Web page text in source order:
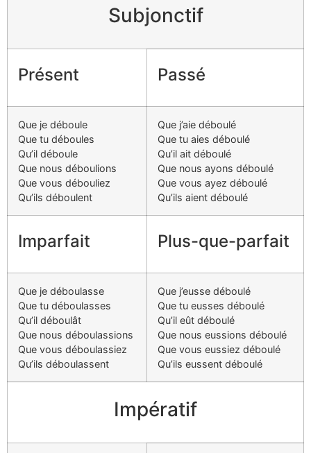
Subjonctif
Présent Passé
Que je déboule
Que tu déboules
Qu’il déboule
Que nous déboulions
Que vous débouliez
Qu’ils déboulent
Que j’aie déboulé
Que tu aies déboulé
Qu’il ait déboulé
Que nous ayons déboulé
Que vous ayez déboulé
Qu’ils aient déboulé
Imparfait Plus-que-parfait
Que je déboulasse
Que tu déboulasses
Qu’il déboulât
Que nous déboulassions
Que vous déboulassiez
Qu’ils déboulassent
Que j’eusse déboulé
Que tu eusses déboulé
Qu’il eût déboulé
Que nous eussions déboulé
Que vous eussiez déboulé
Qu’ils eussent déboulé
Impératif